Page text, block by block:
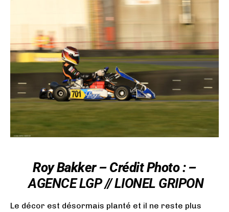
Roy Bakker – Crédit Photo : –
AGENCE LGP // LIONEL GRIPON
Le décor est désormais planté et il ne reste plus